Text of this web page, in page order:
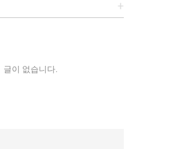
+
글이 없습니다.